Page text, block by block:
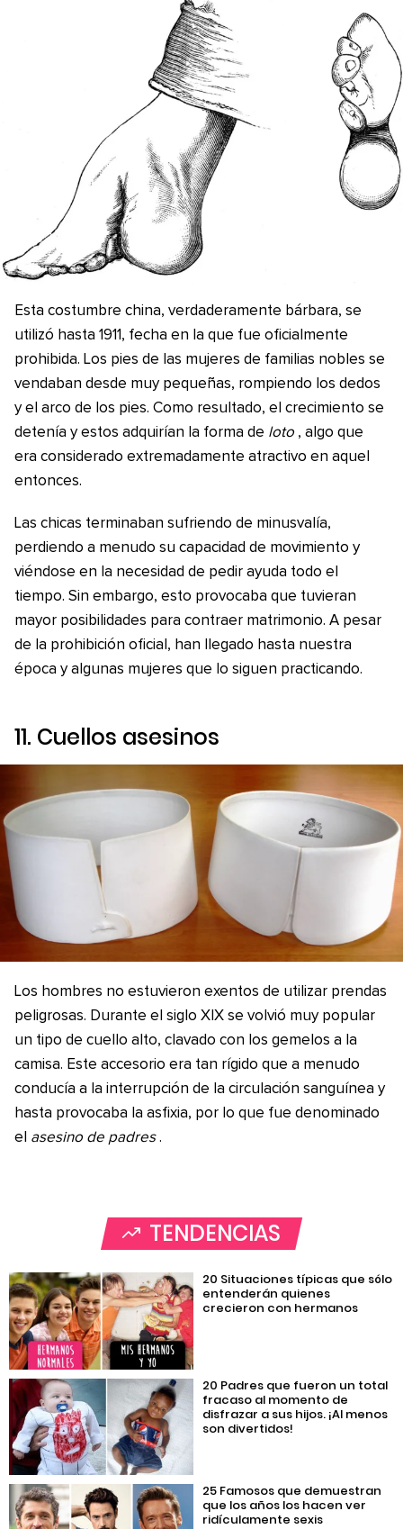
Esta costumbre china, verdaderamente bárbara, se
utilizó hasta 1911, fecha en la que fue oficialmente
prohibida. Los pies de las mujeres de familias nobles se
vendaban desde muy pequeñas, rompiendo los dedos
y el arco de los pies. Como resultado, el crecimiento se
detenía y estos adquirían la forma de loto , algo que
era considerado extremadamente atractivo en aquel
entonces.
Las chicas terminaban sufriendo de minusvalía,
perdiendo a menudo su capacidad de movimiento y
viéndose en la necesidad de pedir ayuda todo el
tiempo. Sin embargo, esto provocaba que tuvieran
mayor posibilidades para contraer matrimonio. A pesar
de la prohibición oficial, han llegado hasta nuestra
época y algunas mujeres que lo siguen practicando.
11. Cuellos asesinos
Los hombres no estuvieron exentos de utilizar prendas
peligrosas. Durante el siglo XIX se volvió muy popular
un tipo de cuello alto, clavado con los gemelos a la
camisa. Este accesorio era tan rígido que a menudo
conducía a la interrupción de la circulación sanguínea y
hasta provocaba la asfixia, por lo que fue denominado
el asesino de padres .
TENDENCIAS
20 Situaciones típicas que sólo
entenderán quienes
crecieron con hermanos
20 Padres que fueron un total
fracaso al momento de
disfrazar a sus hijos. ¡Al menos
son divertidos!
25 Famosos que demuestran
que los años los hacen ver
ridículamente sexis